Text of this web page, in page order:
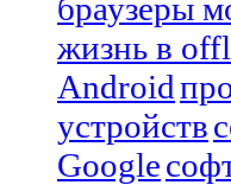
браузеры
жизнь в
Android
устройств
Google